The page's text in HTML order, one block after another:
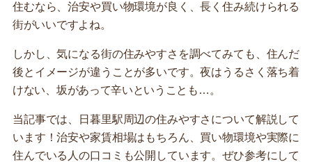
住むなら、治安や買い物環境が良く、長く住み続けられる
街がいいですよね。
しかし、気になる街の住みやすさを調べてみても、住んだ
後とイメージが違うことが多いです。夜はうるさく落ち着
けない、坂があって辛いということも…。
当記事では、日暮里駅周辺の住みやすさについて解説して
います！治安や家賃相場はもちろん、買い物環境や実際に
住んでいる人の口コミも公開しています。ぜひ参考にして